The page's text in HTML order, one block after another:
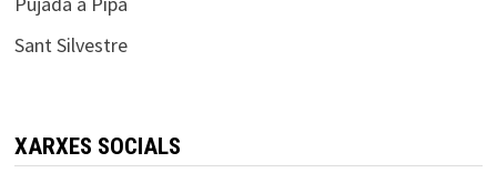
Sant Silvestre
XARXES SOCIALS